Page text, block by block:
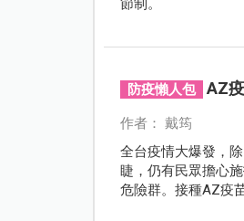
節制。
防疫懶人包 AZ
作者： 戴筠
全台疫情大爆發，
睫，仍有民眾擔心
危險群。接種AZ疫